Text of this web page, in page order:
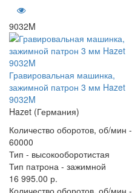
9032M
Гравировальная машинка,
зажимной патрон 3 мм Hazet
9032M
Hazet (Германия)
Количество оборотов, об/мин -
60000
Тип - высокооборотистая
Тип патрона - зажимной
16 995.00 р.
Количество оборотов, об/мин -